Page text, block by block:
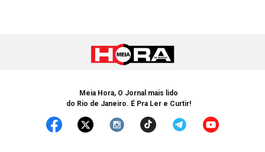
Meia Hora, O Jornal mais lido
do Rio de Janeiro. É Pra Ler e Curtir!